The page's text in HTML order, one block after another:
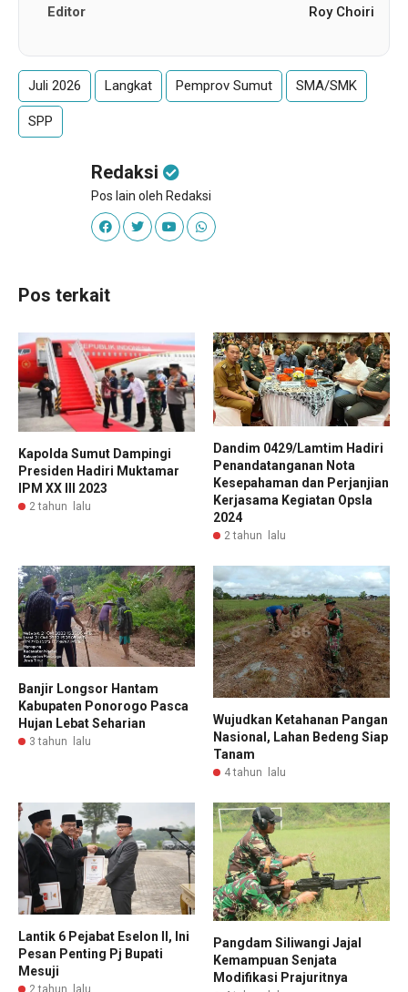
Editor Roy Choiri
Juli 2026 Langkat Pemprov Sumut SMA/SMK
SPP
Redaksi
Pos lain oleh Redaksi
Pos terkait
Kapolda Sumut Dampingi
Presiden Hadiri Muktamar
IPM XX III 2023
2 tahun lalu
Dandim 0429/Lamtim Hadiri
Penandatanganan Nota
Kesepahaman dan Perjanjian
Kerjasama Kegiatan Opsla
2024
2 tahun lalu
Banjir Longsor Hantam
Kabupaten Ponorogo Pasca
Hujan Lebat Seharian
3 tahun lalu
Wujudkan Ketahanan Pangan
Nasional, Lahan Bedeng Siap
Tanam
4 tahun lalu
Lantik 6 Pejabat Eselon II, Ini
Pesan Penting Pj Bupati
Mesuji
Pangdam Siliwangi Jajal
Kemampuan Senjata
Modifikasi Prajuritnya